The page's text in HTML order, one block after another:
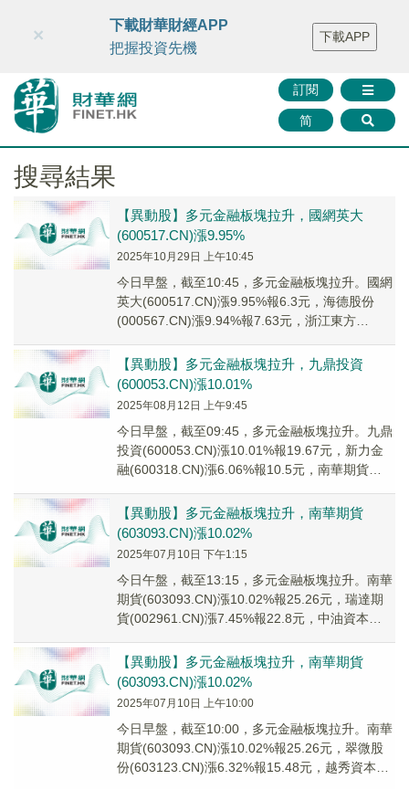
財華智庫網 FINTV FINMETA 財華證券 媒體矩陣
智庫沙龍
聯絡我們
訂閱
简
×
下載財華財經APP
把握投資先機
下載APP
搜尋結果
【異動股】多元金融板塊拉升，國網英大
(600517.CN)漲9.95%
2025年10月29日 上午10:45
今日早盤，截至10:45，多元金融板塊拉升。國網
英大(600517.CN)漲9.95%報6.3元，海德股份
(000567.CN)漲9.94%報7.63元，浙江東方
【異動股】多元金融板塊拉升，九鼎投資
(600053.CN)漲10.01%
2025年08月12日 上午9:45
今日早盤，截至09:45，多元金融板塊拉升。九鼎
投資(600053.CN)漲10.01%報19.67元，新力金
融(600318.CN)漲6.06%報10.5元，南華期貨
【異動股】多元金融板塊拉升，南華期貨
(603093.CN)漲10.02%
2025年07月10日 下午1:15
今日午盤，截至13:15，多元金融板塊拉升。南華
期貨(603093.CN)漲10.02%報25.26元，瑞達期
貨(002961.CN)漲7.45%報22.8元，中油資本
【異動股】多元金融板塊拉升，南華期貨
(603093.CN)漲10.02%
2025年07月10日 上午10:00
今日早盤，截至10:00，多元金融板塊拉升。南華
期貨(603093.CN)漲10.02%報25.26元，翠微股
份(603123.CN)漲6.32%報15.48元，越秀資本